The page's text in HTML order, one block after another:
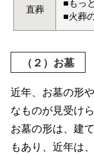
直葬
■もっ
■火葬
（２）お墓
近年、お墓の形
なものが見受け
お墓の形は、建
もあり、近年は